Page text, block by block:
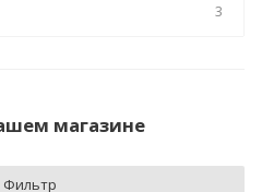
3
магазине
Фильтр